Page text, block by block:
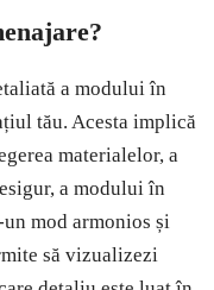
a modului în
tău. Acesta implică
materialelor, a
a modului în
mod armonios și
să vizualizezi